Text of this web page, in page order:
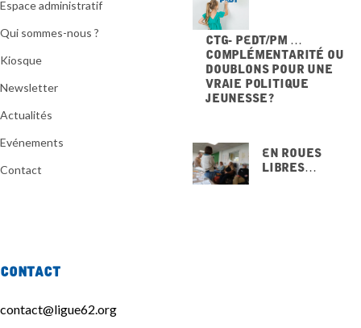
Espace administratif
Qui sommes-nous ?
Kiosque
Newsletter
Actualités
Evénements
Contact
CTG- PEdT/PM …
Complémentarité ou
doublons pour une
vraie politique
jeunesse ?
En Roues
Libres…
Contact
contact@ligue62.org